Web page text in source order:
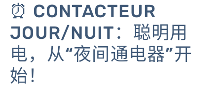
⏰ CONTACTEUR
JOUR/NUIT：聪明用
电，从“夜间通电器”开
始！